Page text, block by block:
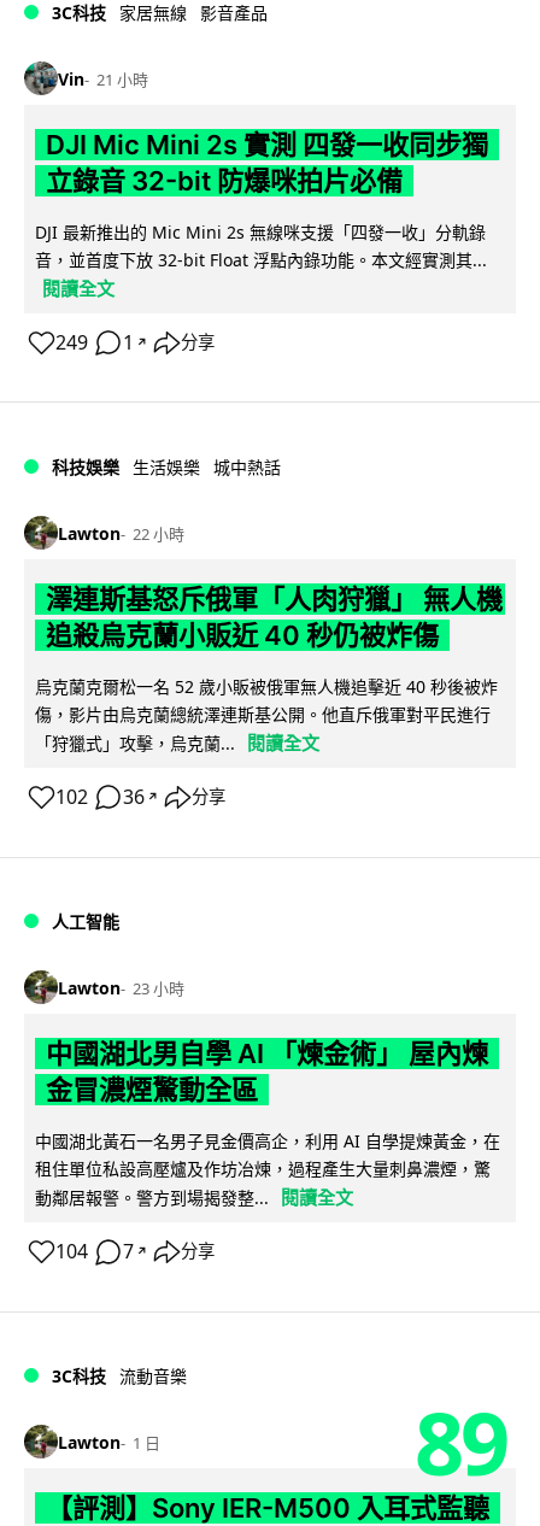
3C科技 家居無線 影音產品
Vin 21 小時
DJI Mic Mini 2s 實測 四發一收同步獨
立錄音 32-bit 防爆咪拍片必備
DJI 最新推出的 Mic Mini 2s 無線咪支援「四發一收」分軌錄
音，並首度下放 32-bit Float 浮點內錄功能。本文經實測其...
閱讀全文
249 1 ↗ 分享
科技娛樂 生活娛樂 城中熱話
Lawton 22 小時
澤連斯基怒斥俄軍「人肉狩獵」 無人機
追殺烏克蘭小販近 40 秒仍被炸傷
烏克蘭克爾松一名 52 歲小販被俄軍無人機追擊近 40 秒後被炸
傷，影片由烏克蘭總統澤連斯基公開。他直斥俄軍對平民進行
「狩獵式」攻擊，烏克蘭...
閱讀全文
102 36 ↗ 分享
人工智能
Lawton 23 小時
中國湖北男自學 AI 「煉金術」 屋內煉
金冒濃煙驚動全區
中國湖北黃石一名男子見金價高企，利用 AI 自學提煉黃金，在
租住單位私設高壓爐及作坊冶煉，過程產生大量刺鼻濃煙，驚
動鄰居報警。警方到場揭發整...
閱讀全文
104 7 ↗ 分享
3C科技 流動音樂
Lawton 1 日 89
【評測】Sony IER-M500 入耳式監聽